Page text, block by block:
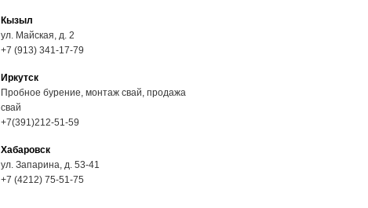
Кызыл
ул. Майская, д. 2
+7 (913) 341-17-79
Иркутск
Пробное бурение, монтаж свай, продажа
свай
+7(391)212-51-59
Хабаровск
ул. Запарина, д. 53-41
+7 (4212) 75-51-75